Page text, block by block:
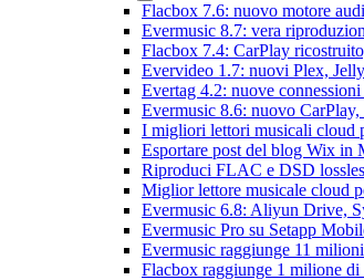
Flacbox 7.6: nuovo motore
Evermusic 8.7: vera
Flacbox 7.4: CarPlay
Evervideo 1.7: nuovi Plex,
Evertag 4.2: nuove
Evermusic 8.6: nuovo
I migliori lettori musicali cloud
Esportare post del blog Wix
Riproduci FLAC e DSD
Miglior lettore musicale cloud
Evermusic 6.8: Aliyun Drive,
Evermusic Pro su Setapp
Evermusic raggiunge 11
Flacbox raggiunge 1 milione